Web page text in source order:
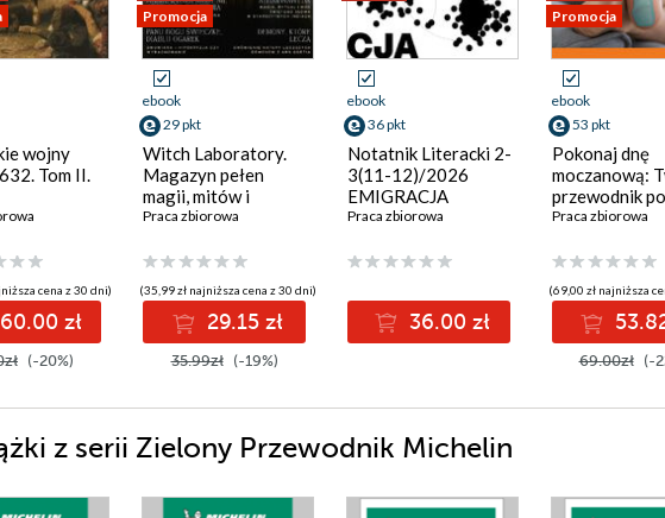
wojny
Tom II.
cena z 30 dni)
60.00 zł
(-20%)
Promocja
ebook
29 pkt
Witch Laboratory.
Magazyn pełen
magii, mitów i
pradawnych wierzeń.
sierpień | wrzesień
2026
Praca zbiorowa
(35,99 zł najniższa cena z 30 dni)
29.15 zł
35.99zł (-19%)
ebook
36 pkt
Notatnik Literacki 2-
3(11-12)/2026
EMIGRACJA
Praca zbiorowa
36.00 zł
Promocja
ebook
53 pkt
Pokonaj dnę
moczanową:
przewodnik
bez bólu
Praca zbiorowa
(69,00 zł najniższa
69.00zł (-
z serii Zielony Przewodnik Michelin